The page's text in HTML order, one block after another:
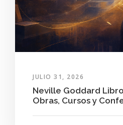
JULIO 31, 2026
Neville Goddard
Obras, Cursos y